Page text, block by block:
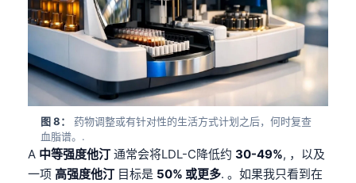
图 8：
药物调整或有针对性的生活方式计划之后，何时复查
血脂谱。.
A 中等强度他汀 通常会将LDL-C降低约 30-49%, ，以及
一项 高强度他汀 目标是 50% 或更多. 。如果我只看到在
Euskara
Gàidhlig
العربية المغربية
Монгол
ພາສາລາວ